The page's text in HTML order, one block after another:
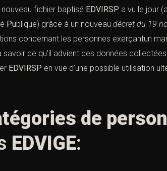
fichier baptisé EDVIRSP a vu le jour
Publique) grâce à un nouveau décret du 19
concernant les personnes exerçantun
ce qu’il advient des données
EDVIRSP en vue d’une possible utilisation
de
EDVIGE: